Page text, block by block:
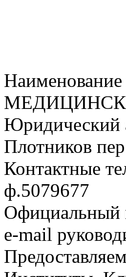
Юридический
Плотников
Контактные
ф.5079677
Официальный
e-mail